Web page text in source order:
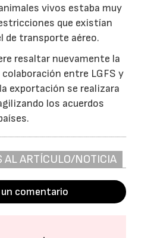
vivos estaba muy
que existían
de transporte aéreo.
resaltar nuevamente la
entre LGFS y
la exportación se realizara
los acuerdos
AL ARTÍCULO/NOTICIA
un comentario